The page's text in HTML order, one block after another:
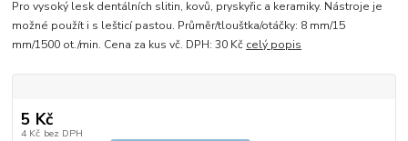
Pro vysoký lesk dentálních slitin, kovů, pryskyřic a keramiky. Nástroje je
možné použít i s lešticí pastou. Průměr/tlouštka/otáčky: 8 mm/15
mm/1500 ot./min. Cena za kus vč. DPH: 30 Kč celý popis
5 Kč
4 Kč bez DPH